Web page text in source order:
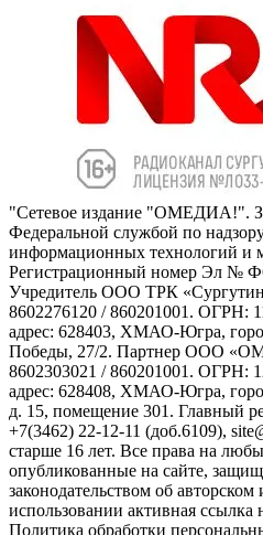
"Сетевое издание "ОМЕДИА!".
Федеральной службой по
информационных технологий и
Регистрационный номер Эл №
Учредитель ООО ТРК
8602276120 / 860201001. ОГРН:
адрес: 628403, ХМАО-Югра,
Победы, 27/2. Партнер ООО
8602303021 / 860201001. ОГРН:
адрес: 628408, ХМАО-Югра,
д. 15, помещение 301. Главный
+7(3462) 22-12-11 (доб.6109),
старше 16 лет. Все права на
опубликованные на сайте,
законодательством об
использовании активная ссылка
Политика обработки